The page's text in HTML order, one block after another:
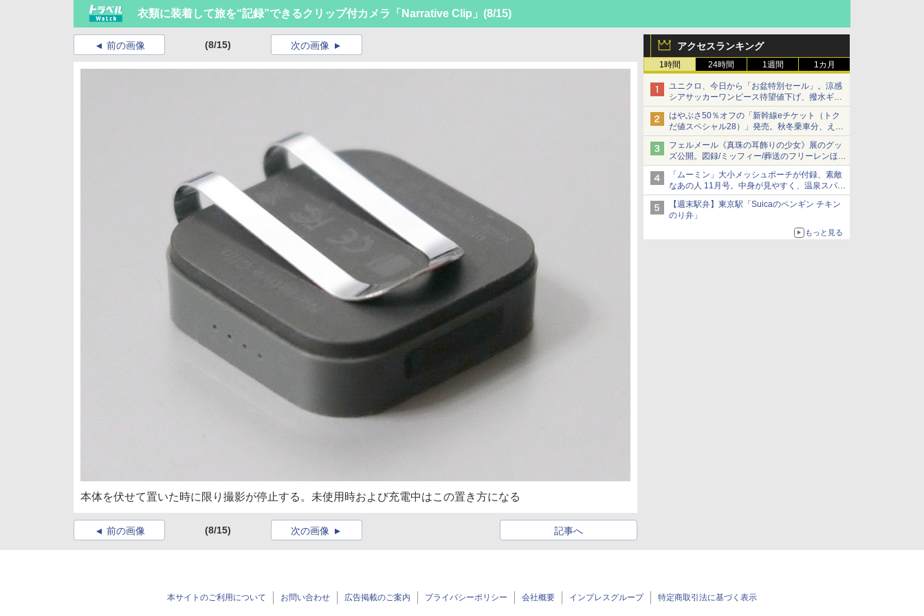
衣類に装着して旅を“記録”できるクリップ付カメラ「Narrative Clip」 (8/15)
アクセスランキング
1時間 24時間 1週間 1カ月
ユニクロ、今日から「お盆特別セール」。涼感
シアサッカーワンピース待望値下げ、撥水ギア
ショーツは1990円に
はやぶさ50％オフの「新幹線eチケット（トク
だ値スペシャル28）」発売。秋冬乗車分、えき
ねっと限定
フェルメール《真珠の耳飾りの少女》展のグッ
ズ公開。図録/ミッフィー/葬送のフリーレンほ
か、注目ブランドコラボが実現
「ムーミン」大小メッシュポーチが付録、素敵
なあの人 11月号。中身が見やすく、温泉スパに
も使える
【週末駅弁】東京駅「Suicaのペンギン チキン
のり弁」
もっと見る
前の画像 (8/15) 次の画像
本体を伏せて置いた時に限り撮影が停止する。未使用時および充電中はこの置き方になる
前の画像 (8/15) 記事へ
次の画像
本サイトのご利用について お問い合わせ 広告掲載のご案内 プライバシーポリシー 会社概要 インプレスグループ 特定商取引法に基づく表示